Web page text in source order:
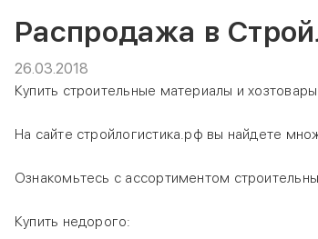
Распродажа в
26.03.2018
Купить строительные материалы и
На сайте стройлогистика.рф вы найдете
Ознакомьтесь с ассортиментом
Купить недорого: